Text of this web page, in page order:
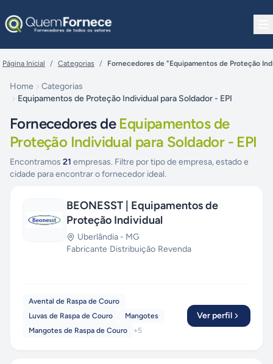
Página Inicial / Categorias / Fornecedores de "Equipamentos de Proteção
Home
Categorias
Equipamentos de Proteção Individual para Soldador - EPI
Fornecedores de Equipamentos de
Proteção Individual para Soldador - EPI
Encontramos 21 empresas. Filtre por tipo de empresa, estado e
cidade para encontrar o fornecedor ideal.
BEONESST | Equipamentos de
Proteção Individual
Uberlândia - MG
Fabricante·Distribuição·Revenda
Avental de Raspa de Couro
Luvas de Raspa de Couro
Mangotes
Mangotes de Raspa de Couro
+5
Ver perfil